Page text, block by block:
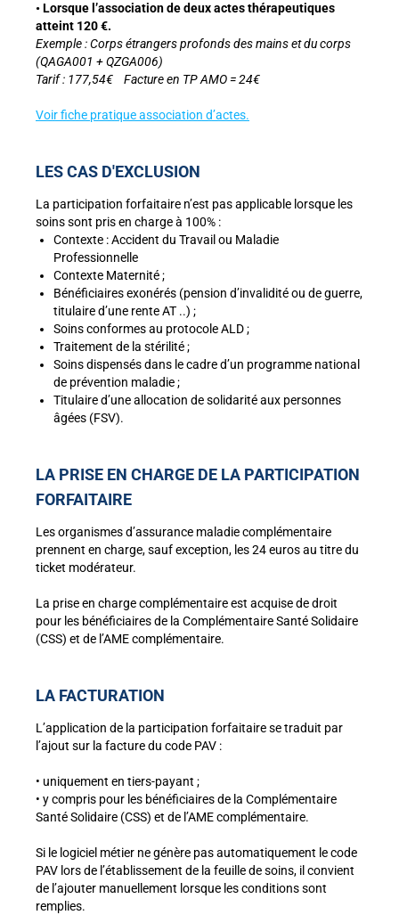
• Lorsque l’association de deux actes thérapeutiques
atteint 120 €.
Exemple :Corps étrangers profonds des mains et du corps
(QAGA001 + QZGA006)
Tarif : 177,54€ Facture en TP AMO = 24€
Voir fiche pratique association d’actes.
LES CAS D'EXCLUSION
La participation forfaitaire n’est pasapplicable lorsque les
soins sont pris en chargeà 100% :
Contexte : Accident du Travail ou Maladie
Professionnelle
Contexte Maternité ;
Bénéficiaires exonérés (pension d’invalidité ou de guerre,
titulaire d’une rente AT ..) ;
Soins conformes au protocole ALD ;
Traitement de la stérilité ;
Soins dispensés dans le cadre d’un programme national
de prévention maladie ;
Titulaire d’une allocation de solidarité aux personnes
âgées (FSV).
LA PRISE EN CHARGE DE LA PARTICIPATION
FORFAITAIRE
Les organismes d’assurance maladie complémentaire
prennent en charge, sauf exception, les 24 euros au titre du
ticket modérateur.
La prise en charge complémentaire est acquise de droit
pour les bénéficiaires de la Complémentaire Santé Solidaire
(CSS) et de l’AME complémentaire.
LA FACTURATION
L’application de la participation forfaitaire se traduit par
l’ajout sur la facture du code PAV :
• uniquement en tiers-payant ;
• y compris pour les bénéficiairesde la Complémentaire
Santé Solidaire (CSS) et de l’AME complémentaire.
Si le logiciel métier ne génère pas automatiquement le code
PAV lors de l’établissement de la feuille de soins, il convient
de l’ajouter manuellement lorsque les conditions sont
remplies.